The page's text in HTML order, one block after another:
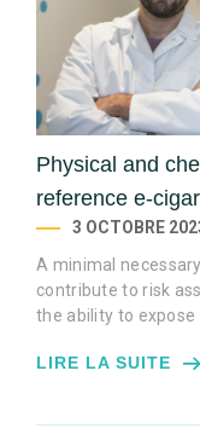
Physical and
reference e-
3 OCTOBRE
A minimal
contribute to risk
the ability to expose
LIRE LA SUITE